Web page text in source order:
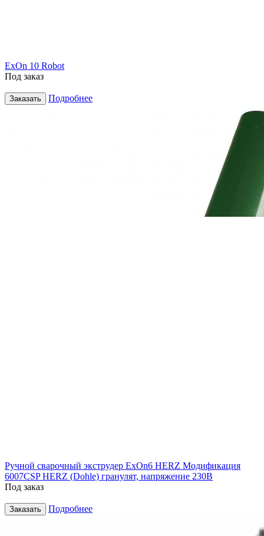
ExOn 10 Robot
Под заказ
Заказать Подробнее
Ручной сварочный экструдер ExOn6 HERZ Модификация
6007CSP HERZ (Dohle) гранулят, напряжение 230В
Под заказ
Заказать Подробнее